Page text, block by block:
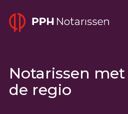
hoofdinhoud
Home
Notarissen
de regio